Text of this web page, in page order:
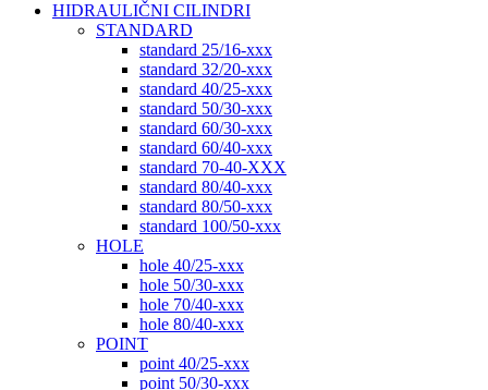
HIDRAULIČNI CILINDRI
STANDARD
standard 25/16-xxx
standard 32/20-xxx
standard 40/25-xxx
standard 50/30-xxx
standard 60/30-xxx
standard 60/40-xxx
standard 70-40-XXX
standard 80/40-xxx
standard 80/50-xxx
standard 100/50-xxx
HOLE
hole 40/25-xxx
hole 50/30-xxx
hole 70/40-xxx
hole 80/40-xxx
POINT
point 40/25-xxx
point 50/30-xxx